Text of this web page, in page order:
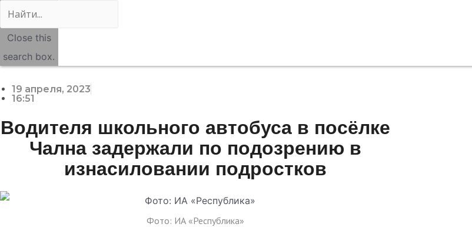
Close this
search box.
19 апреля, 2023
16:51
Водителя школьного автобуса в посёлке
Чална задержали по подозрению в
изнасиловании подростков
Фото: ИА «Республика»